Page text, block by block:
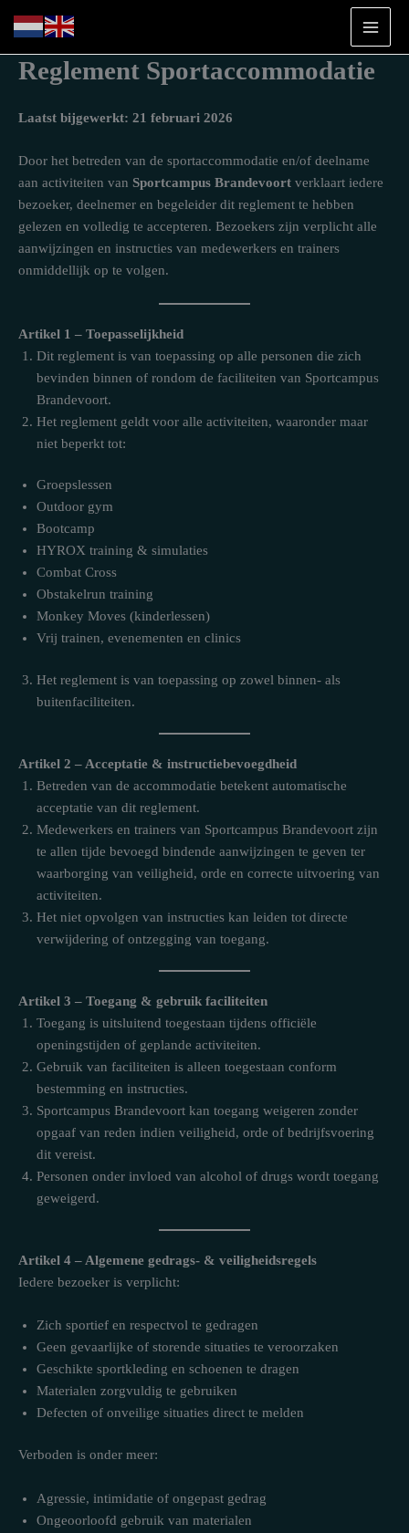
naar
de
inhoudReglement Sportaccommodatie
Laatst bijgewerkt: 21 februari 2026
Door het betreden van de sportaccommodatie en/of deelname
aan activiteiten van Sportcampus Brandevoort verklaart iedere
bezoeker, deelnemer en begeleider dit reglement te hebben
gelezen en volledig te accepteren. Bezoekers zijn verplicht alle
aanwijzingen en instructies van medewerkers en trainers
onmiddellijk op te volgen.
Artikel 1 – Toepasselijkheid
Dit reglement is van toepassing op alle personen die zich
bevinden binnen of rondom de faciliteiten van Sportcampus
Brandevoort.
Het reglement geldt voor alle activiteiten, waaronder maar
niet beperkt tot:
Groepslessen
Outdoor gym
Bootcamp
HYROX training & simulaties
Combat Cross
Obstakelrun training
Monkey Moves (kinderlessen)
Vrij trainen, evenementen en clinics
Het reglement is van toepassing op zowel binnen- als
buitenfaciliteiten.
Artikel 2 – Acceptatie & instructiebevoegdheid
Betreden van de accommodatie betekent automatische
acceptatie van dit reglement.
Medewerkers en trainers van Sportcampus Brandevoort zijn
te allen tijde bevoegd bindende aanwijzingen te geven ter
waarborging van veiligheid, orde en correcte uitvoering van
activiteiten.
Het niet opvolgen van instructies kan leiden tot directe
verwijdering of ontzegging van toegang.
Artikel 3 – Toegang & gebruik faciliteiten
Toegang is uitsluitend toegestaan tijdens officiële
openingstijden of geplande activiteiten.
Gebruik van faciliteiten is alleen toegestaan conform
bestemming en instructies.
Sportcampus Brandevoort kan toegang weigeren zonder
opgaaf van reden indien veiligheid, orde of bedrijfsvoering
dit vereist.
Personen onder invloed van alcohol of drugs wordt toegang
geweigerd.
Artikel 4 – Algemene gedrags- & veiligheidsregels
Iedere bezoeker is verplicht:
Zich sportief en respectvol te gedragen
Geen gevaarlijke of storende situaties te veroorzaken
Geschikte sportkleding en schoenen te dragen
Materialen zorgvuldig te gebruiken
Defecten of onveilige situaties direct te melden
Verboden is onder meer:
Agressie, intimidatie of ongepast gedrag
Ongeoorloofd gebruik van materialen